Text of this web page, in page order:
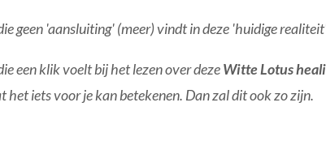
geen 'aansluiting' (meer) vindt in deze 'huidige
een klik voelt bij het lezen over dezeWitte Lotus
het iets voor je kan betekenen. Dan zal dit ook zo zijn.